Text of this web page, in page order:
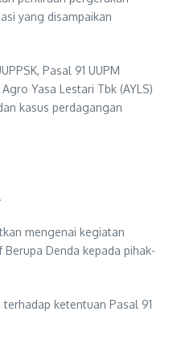
yang disampaikan
Pasal 91 UUPM
Yasa Lestari Tbk (AYLS)
kasus perdagangan
mengenai kegiatan
Denda kepada pihak-
ketentuan Pasal 91